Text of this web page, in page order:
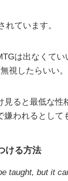
れています。
は出なくて
視したらいい。
ると最低な
われるとして
ける方法
taught, but it